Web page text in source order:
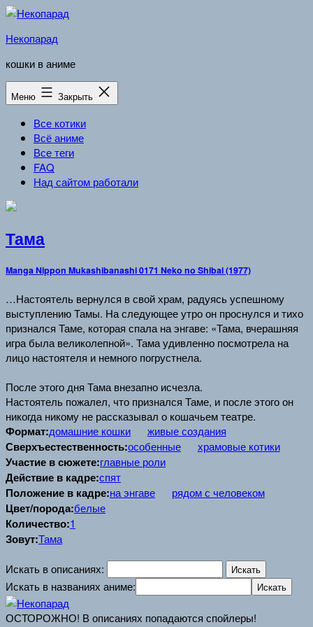
Перейти
содержимому
Некопарад
кошки в аниме
Меню Закрыть
Все котики
Всё аниме
Все теги
FAQ
Над сайтом работали
Тама
Manga Nippon Mukashibanashi 0171 Neko no Shibai (1977)
…Настоятель вернулся в свой храм, радуясь успешному
выступлению Тамы. На следующее утро он проснулся и тихо
признался Таме, которая спала на энгаве: «Тама, вчерашняя
игра была великолепной». Тама удивленно посмотрела на
лицо настоятеля и немного погрустнела.
После этого дня Тама внезапно исчезла.
Настоятель пожалел, что признался Таме, и после этого он
никогда никому не рассказывал о кошачьем театре.
Формат:домашние кошки живые создания
Сверхъестественность:особенные храмовые котики
Участие в сюжете:главные роли
Действие в кадре:спят
Положение в кадре:на энгаве рядом с человеком
Цвет/порода:белые
Количество:1
Зовут:Тама
Искать в описаниях:
Искать в названиях аниме:
ОСТОРОЖНО! В описаниях попадаются спойлеры!